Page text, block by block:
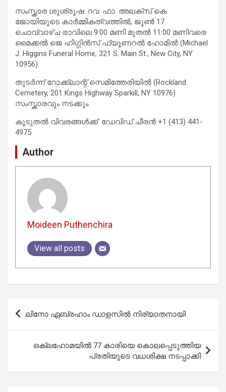
സംസ്ക്കാര ശുശ്രൂഷ: റവ. ഫാ. അലക്സ് കെ
ജോയിയുടെ കാര്‍മ്മികത്വത്തില്‍, ജൂണ്‍ 17
ചൊവ്വാഴ്ച രാവിലെ 9:00 മണി മുതല്‍ 11:00 മണിവരെ
മൈക്കൽ ജെ ഹിഗ്ഗിൻസ് ഫ്യൂണറല്‍ ഹോമില്‍ (Michael
J. Higgins Funeral Home, 321 S. Main St., New City, NY
10956).
തുടര്‍ന്ന് റോക്ക്‌ലാന്റ് സെമിത്തേരിയില്‍ (Rockland
Cemetery, 201 Kings Highway Sparkill, NY 10976)
സംസ്ക്കാരവും നടക്കും.
കൂടുതല്‍ വിവരങ്ങള്‍ക്ക്: ഡേവിഡ് ചീരന്‍ +1 (413) 441-
4975
Author
Moideen Puthenchira
View all posts
Post
navigation
ലിനോ ഏബ്രഹാം ഡാളസിൽ നിര്യാതനായി
ഒക്ലഹോമയിൽ 77 കാരിയെ കൊലപ്പെടുത്തിയ
പ്രതിയുടെ വധശിക്ഷ നടപ്പാക്കി